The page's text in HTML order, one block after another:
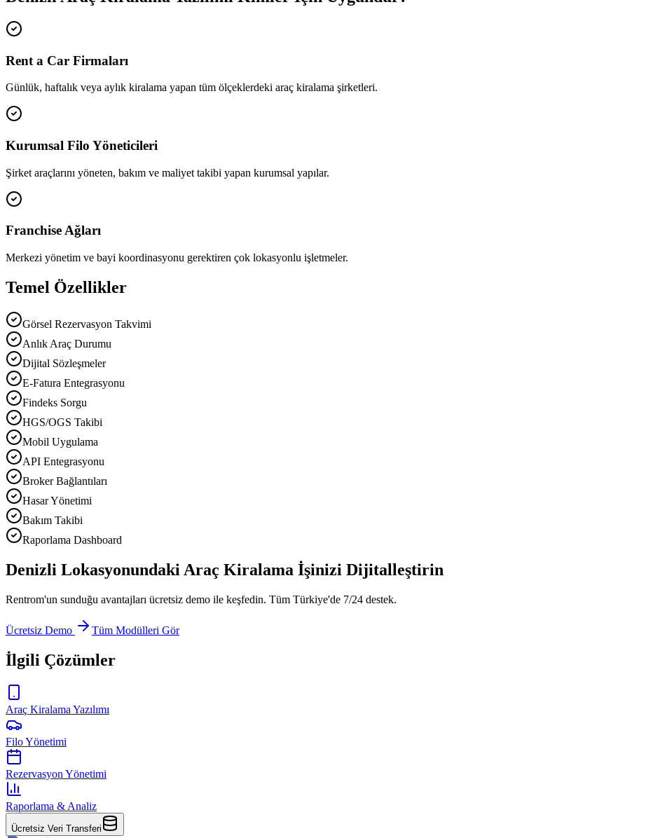
Rent a Car Firmaları
Günlük, haftalık veya aylık kiralama yapan tüm ölçeklerdeki araç kiralama şirketleri.
Kurumsal Filo Yöneticileri
Şirket araçlarını yöneten, bakım ve maliyet takibi yapan kurumsal yapılar.
Franchise Ağları
Merkezi yönetim ve bayi koordinasyonu gerektiren çok lokasyonlu işletmeler.
Temel Özellikler
Görsel Rezervasyon Takvimi
Anlık Araç Durumu
Dijital Sözleşmeler
E-Fatura Entegrasyonu
Findeks Sorgu
HGS/OGS Takibi
Mobil Uygulama
API Entegrasyonu
Broker Bağlantıları
Hasar Yönetimi
Bakım Takibi
Raporlama Dashboard
Denizli Lokasyonundaki Araç Kiralama İşinizi Dijitalleştirin
Rentrom'un sunduğu avantajları ücretsiz demo ile keşfedin. Tüm Türkiye'de 7/24 destek.
Ücretsiz Demo Tüm Modülleri Gör
İlgili Çözümler
Araç Kiralama Yazılımı
Filo Yönetimi
Rezervasyon Yönetimi
Raporlama & Analiz
Ücretsiz Veri Transferi